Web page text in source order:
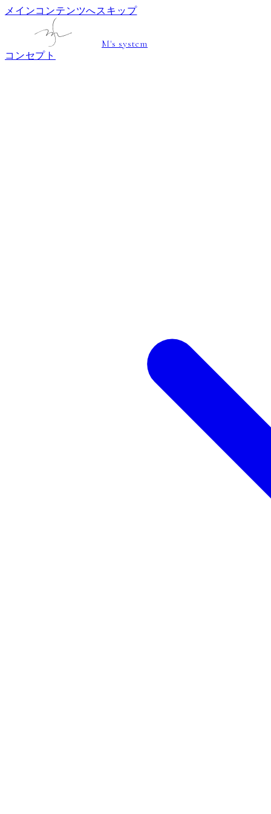
メインコンテンツへスキップ
M's system
コンセプト